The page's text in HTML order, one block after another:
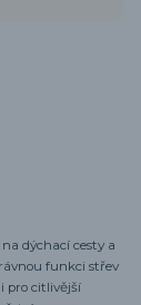
dýchací cesty a
funkci střev
pro citlivější